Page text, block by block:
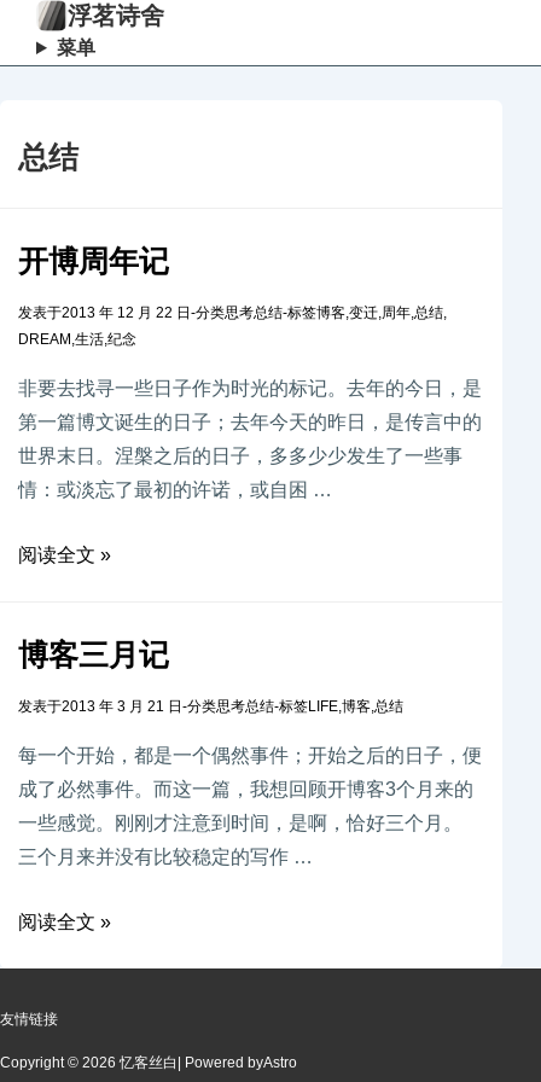
浮茗诗舍
菜单
总结
开博周年记
发表于2013 年 12 月 22 日 -分类思考总结-标签博客,变迁,周年,总结,
DREAM ,生活,纪念
非要去找寻一些日子作为时光的标记。去年的今日，是
第一篇博文诞生的日子；去年今天的昨日，是传言中的
世界末日。涅槃之后的日子，多多少少发生了一些事
情：或淡忘了最初的许诺，或自困 …
阅读全文 »
博客三月记
发表于2013 年 3 月 21 日 -分类思考总结-标签LIFE,博客,总结
每一个开始，都是一个偶然事件；开始之后的日子，便
成了必然事件。而这一篇，我想回顾开博客3个月来的
一些感觉。刚刚才注意到时间，是啊，恰好三个月。
三个月来并没有比较稳定的写作 …
阅读全文 »
友情链接
Copyright © 2026 忆客丝白 | Powered byAstro